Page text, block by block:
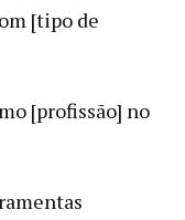
[tipo de
[profissão] no